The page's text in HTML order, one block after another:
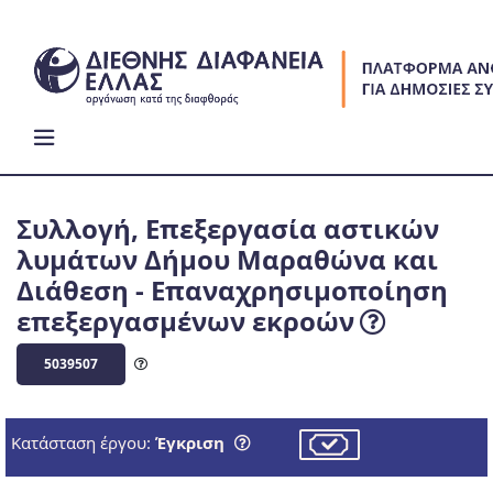
content
Συλλογή, Επεξεργασία αστικών
λυμάτων Δήμου Μαραθώνα και
Διάθεση - Επαναχρησιμοποίηση
επεξεργασμένων εκροών
5039507
Κατάσταση έργου: Έγκριση